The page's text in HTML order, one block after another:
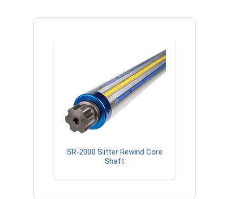
SR-2000 Slitter Rewind Core
Shaft